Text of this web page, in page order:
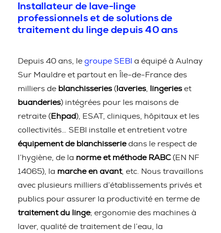
Installateur de lave-linge
professionnels et de solutions de
traitement du linge depuis 40 ans
Depuis 40 ans, le groupe SEBI a équipé à Aulnay
Sur Mauldre et partout en Île-de-France des
milliers de blanchisseries ( laveries lingeries et
buanderies) intégrées pour les maisons de
retraite (Ehpad), ESAT, cliniques, hôpitaux et les
collectivités… SEBI installe et entretient votre
équipement de blanchisseriedans le respect de
l’hygiène, de la norme et méthode RABC(EN NF
14065), la marche en avant, etc. Nous travaillons
avec plusieurs milliers d’établissements privés et
publics pour assurer la productivité en terme de
traitement du linge; ergonomie des machines à
laver, qualité de traitement de l’eau, la